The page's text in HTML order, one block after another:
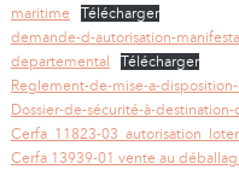
maritime
Télécharger
demande-d-autorisation-
departemental
Télécharger
Reglement-de-mise-a-
Dossier-de-sécurité-à-
Cerfa_11823-
Cerfa 13939-01 vente au